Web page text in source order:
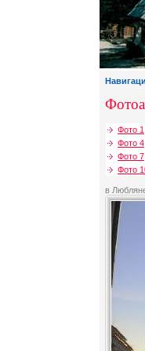
Фото 1
Фото 4
Фото 7
Фото
в